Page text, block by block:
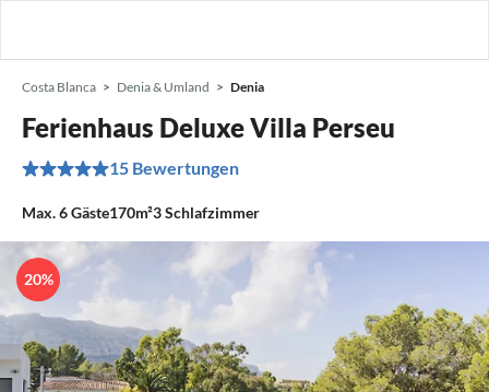
Costa Blanca Denia & Umland Denia
Ferienhaus Deluxe Villa Perseu
15 Bewertungen
Max.6Gäste170m²3Schlafzimmer
20%